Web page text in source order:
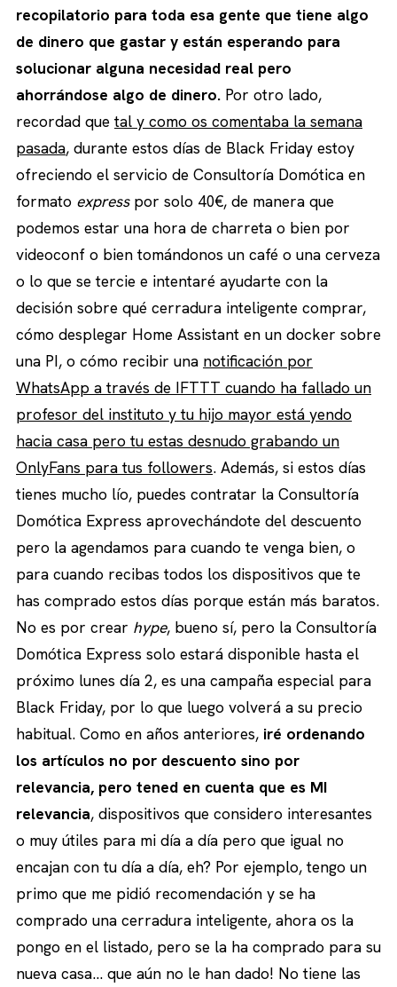
recopilatorio para toda esa gente que tiene algo
de dinero que gastar y están esperando para
solucionar alguna necesidad real pero
ahorrándose algo de dinero. Por otro lado,
recordad quetal y como os comentaba la semana
pasada, durante estos días de Black Friday estoy
ofreciendo el servicio de Consultoría Domótica en
formato expresspor solo 40€, de manera que
podemos estar una hora de charreta o bien por
videoconf o bien tomándonos un café o una cerveza
o lo que se tercie e intentaré ayudarte con la
decisión sobre qué cerradura inteligente comprar,
cómo desplegar Home Assistant en un docker sobre
una PI, o cómo recibir una notificación por
WhatsApp a través de IFTTT cuando ha fallado un
profesor del instituto y tu hijo mayor está yendo
hacia casa pero tu estas desnudo grabando un
OnlyFans para tus followers. Además, si estos días
tienes mucho lío, puedes contratar la Consultoría
Domótica Express aprovechándote del descuento
pero la agendamos para cuando te venga bien, o
para cuando recibas todos los dispositivos que te
has comprado estos días porque están más baratos.
No es por crear hype, bueno sí, pero la Consultoría
Domótica Express solo estará disponible hasta el
próximo lunes día 2, es una campaña especial para
Black Friday, por lo que luego volverá a su precio
habitual. Como en años anteriores, iré ordenando
los artículos no por descuento sino por
relevancia, pero tened en cuenta que es MI
relevancia, dispositivos que considero interesantes
o muy útiles para mi día a día pero que igual no
encajan con tu día a día, eh? Por ejemplo, tengo un
primo que me pidió recomendación y se ha
comprado una cerradura inteligente, ahora os la
pongo en el listado, pero se la ha comprado para su
nueva casa… que aún no le han dado! No tiene las